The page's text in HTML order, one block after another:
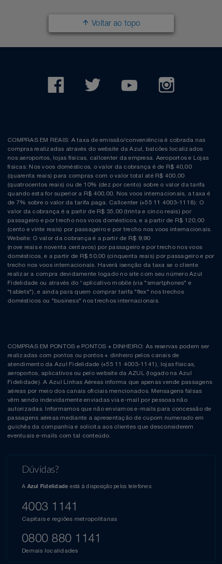
Voltar ao topo
COMPRAS EM REAIS: A taxa de emissão/conveniência é cobrada nas
compras realizadas através do website da Azul, balcões localizados
nos aeroportos, lojas físicas, callcenter da empresa. Aeroportos e Lojas
físicas: Nos voos domésticos, o valor da cobrança é de R$ 40,00
(quarenta reais) para compras com o valor total até R$ 400,00
(quatrocentos reais) ou de 10% (dez por cento) sobre o valor da tarifa
quando esta for superior a R$ 400,00. Nos voos internacionais, a taxa é
de 7% sobre o valor da tarifa paga. Callcenter (+55 11 4003-1118): O
valor da cobrança é a partir de R$ 35,00 (trinta e cinco reais) por
passageiro e por trecho nos voos domésticos, e a partir de R$ 120,00
(cento e vinte reais) por passageiro e por trecho nos voos internacionais.
Website: O valor da cobrança é a partir de R$ 9,90
(nove reais e noventa centavos) por passageiro e por trecho nos voos
domésticos, e a partir de R$ 50,00 (cinquenta reais) por passageiro e por
trecho nos voos internacionais. Haverá isenção da taxa se o cliente
realizar a compra devidamente logado no site com seu número Azul
Fidelidade ou através do “aplicativo mobile (via "smartphones" e
"tablets"), e ainda para quem comprar tarifa "flex" nos trechos
domésticos ou "business" nos trechos internacionais.
COMPRAS EM PONTOS e PONTOS + DINHEIRO: As reservas podem ser
realizadas com pontos ou pontos + dinheiro pelos canais de
atendimento da Azul Fidelidade (+55 11 4003-1141), lojas físicas,
aeroportos, aplicativos ou pelo website da AZUL (logado na Azul
Fidelidade). A Azul Linhas Aéreas informa que apenas vende passagens
aéreas por meio dos canais oficiais mencionados. Mensagens falsas
vêm sendo indevidamente enviadas via e-mail por pessoas não
autorizadas. Informamos que não enviamos e-mails para concessão de
passagens aéreas mediante a apresentação de cupom numerado em
guichês da companhia e solicita aos clientes que desconsiderem
eventuais e-mails com tal conteúdo.
Dúvidas?
A Azul Fidelidade está à disposição pelos telefones:
4003 1141
Capitais e regiões metropolitanas
0800 880 1141
Demais localidades